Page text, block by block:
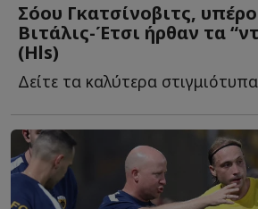
Σόου Γκατσίνοβιτς,
Βιτάλις-Έτσι ήρθαν τα
(Ηls)